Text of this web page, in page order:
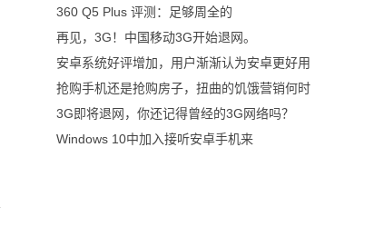
360 Q5 Plus 评测：足够周全的
再见，3G！中国移动3G开始退网。
安卓系统好评增加，用户渐渐认为安卓更好用
抢购手机还是抢购房子，扭曲的饥饿营销何时
3G即将退网，你还记得曾经的3G网络吗？
Windows 10中加入接听安卓手机来